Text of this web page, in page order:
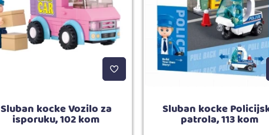
Sluban kocke Vozilo za
isporuku, 102 kom
Sluban kocke
patrola, 113 kom